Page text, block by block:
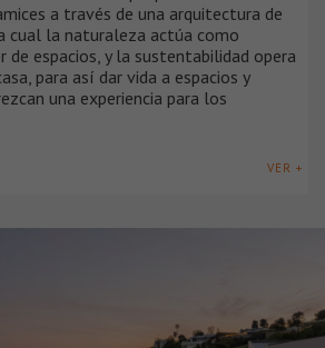
a través de una arquitectura de
cual la naturaleza actúa como
de espacios, y la sustentabilidad opera
para así dar vida a espacios y
una experiencia para los
VER +